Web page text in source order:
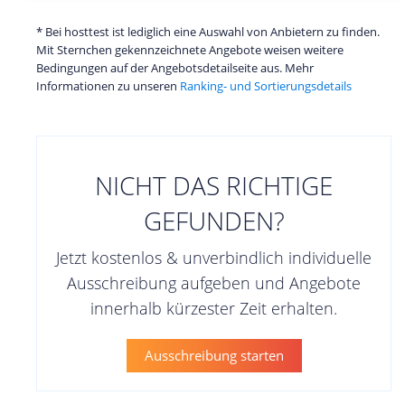
* Bei hosttest ist lediglich eine Auswahl von Anbietern zu finden.
Mit Sternchen gekennzeichnete Angebote weisen weitere
Bedingungen auf der Angebotsdetailseite aus. Mehr
Informationen zu unseren Ranking- und Sortierungsdetails
NICHT DAS RICHTIGE
GEFUNDEN?
Jetzt kostenlos & unverbindlich individuelle
Ausschreibung aufgeben und Angebote
innerhalb kürzester Zeit erhalten.
Ausschreibung starten